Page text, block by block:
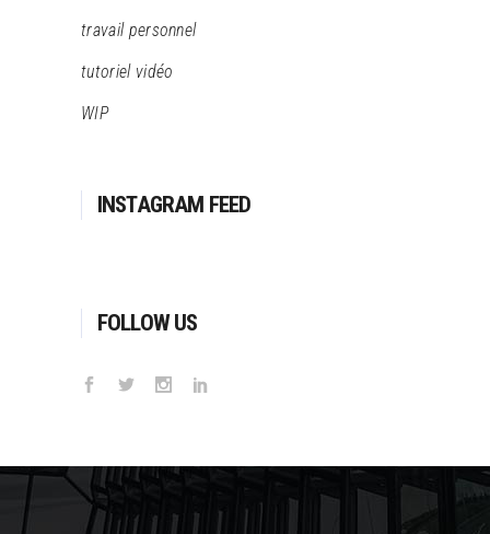
travail personnel
tutoriel vidéo
WIP
INSTAGRAM FEED
FOLLOW US